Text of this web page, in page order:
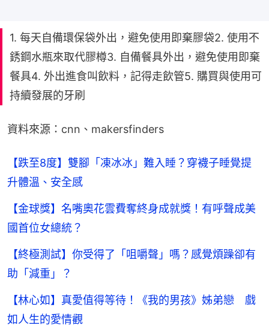
1. 每天自備環保袋外出，避免使用即棄膠袋2. 使用不
銹鋼水瓶來取代膠樽3. 自備餐具外出，避免使用即棄
餐具4. 外出進食叫飲料，記得走飲管5. 購買與使用可
持續發展的牙刷
資料來源：cnn、makersfinders
【跌至8度】雙腳「凍冰冰」難入睡？穿襪子睡覺提
升體溫、安全感
【金球獎】名嘴奧花雲費奪終身成就獎！有呼聲成美
國首位女總統？
【終極測試】你受得了「咀嚼聲」嗎？感覺煩躁卻有
助「減重」？
【林心如】真愛值得等待！《我的男孩》姊弟戀 戲
如人生的愛情觀